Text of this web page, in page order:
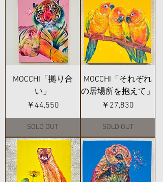
MOCCHI「拠り合
い」
価格
￥44,550
SOLD OUT
MOCCHI「それぞれ
の居場所を抱えて」
価格
￥27,830
SOLD OUT